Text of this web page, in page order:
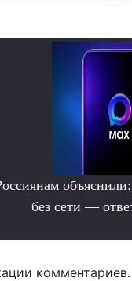
без сети —
комментариев.